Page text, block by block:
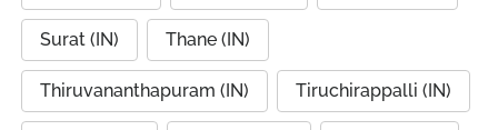
Surat (IN) Thane (IN)
Thiruvananthapuram (IN) Tiruchirappalli (IN)